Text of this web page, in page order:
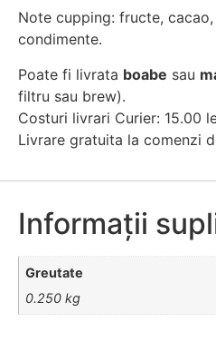
Note cupping: fructe,
condimente.
Poate fi livrata boabe sau
filtru sau brew).
Costuri livrari Curier: 15.00
Livrare gratuita la comenzi
Informații
Greutate
0.250 kg